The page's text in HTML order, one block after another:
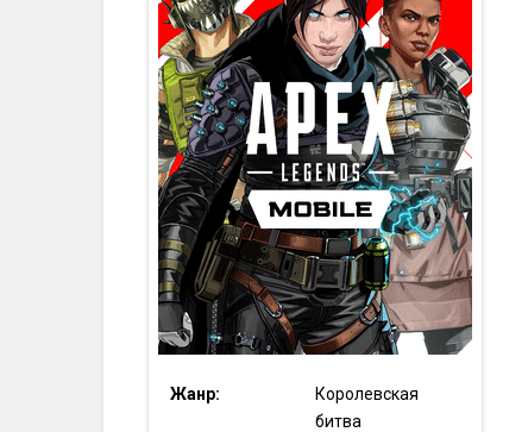
Жанр:
Королевская
битва